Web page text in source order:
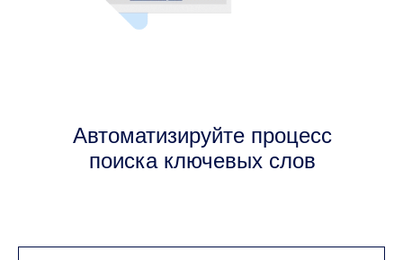
Автоматизируйте процесс
поиска ключевых слов